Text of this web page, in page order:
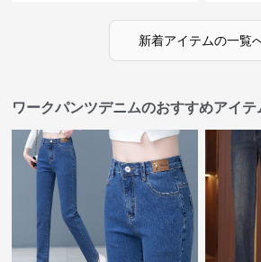
新着アイテムの一覧
ワークパンツデニムのおすすめアイテ